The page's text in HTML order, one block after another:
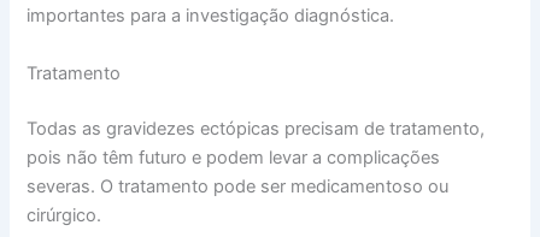
importantes para a investigação diagnóstica.
Tratamento
Todas as gravidezes ectópicas precisam de tratamento,
pois não têm futuro e podem levar a complicações
severas. O tratamento pode ser medicamentoso ou
cirúrgico.